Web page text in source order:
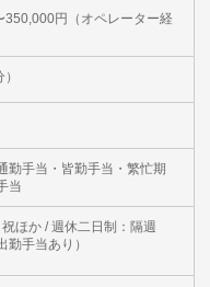
円（オペレーター経
勤手当・皆勤手当・繁忙期
当
ほか / 週休二日制：隔週
勤手当あり）